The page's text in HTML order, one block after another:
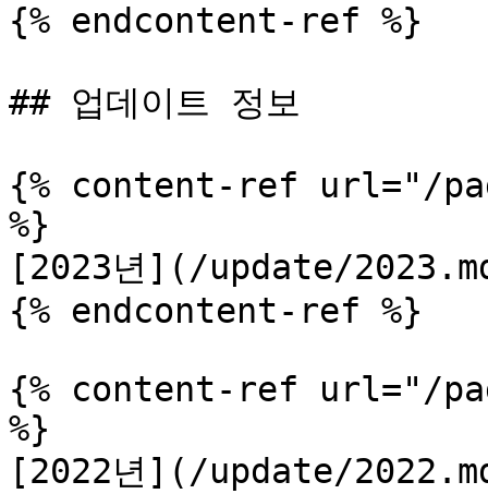
{% endcontent-ref %}
## 업데이트 정보
{% content-ref url="/
%}
[2023년](/update/
{% endcontent-ref %}
{% content-ref url="/
%}
[2022년](/update/